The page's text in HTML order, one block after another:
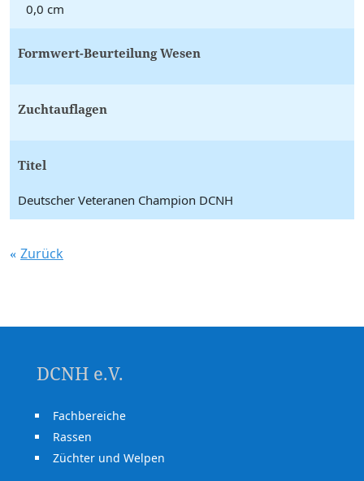
0,0 cm
Formwert-Beurteilung Wesen
Zuchtauflagen
Titel
Deutscher Veteranen Champion DCNH
Zurück
DCNH e.V.
Fachbereiche
Rassen
Züchter und Welpen